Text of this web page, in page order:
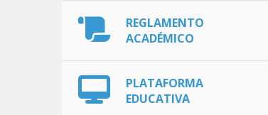
REGLAMENTO
ACADÉMICO
PLATAFORMA
EDUCATIVA